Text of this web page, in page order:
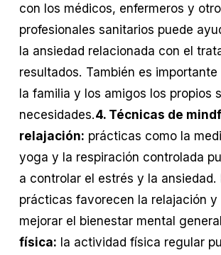
con los médicos, enfermeros y
profesionales sanitarios puede
la ansiedad relacionada con el
resultados. También es
la familia y los amigos los propios
necesidades.4. Técnicas de
relajación: prácticas como la
yoga y la respiración controlada
a controlar el estrés y la ansiedad.
prácticas favorecen la relajación y
mejorar el bienestar mental
física: la actividad física regular